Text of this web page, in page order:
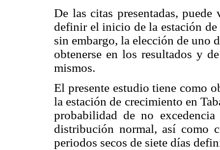
De las citas presentadas,
definir el inicio de la estación
sin embargo, la elección de uno
obtenerse en los resultados y
mismos.
El presente estudio tiene como
la estación de crecimiento en
probabilidad de no
distribución normal, así como
periodos secos de siete días